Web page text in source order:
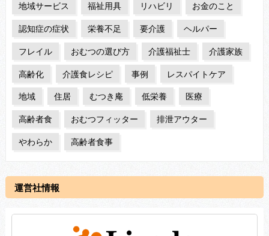
地域サービス 福祉用具 リハビリ お金のこと
認知症の症状 栄養不足 要介護 ヘルパー
フレイル おむつの選び方 介護福祉士 介護家族
高齢化 介護食レシピ 事例 レスパイトケア
地域 住居 むつき庵 低栄養 医療
高齢者食 おむつフィッター 排泄アウター
やわらか 高齢者食事
運営社情報